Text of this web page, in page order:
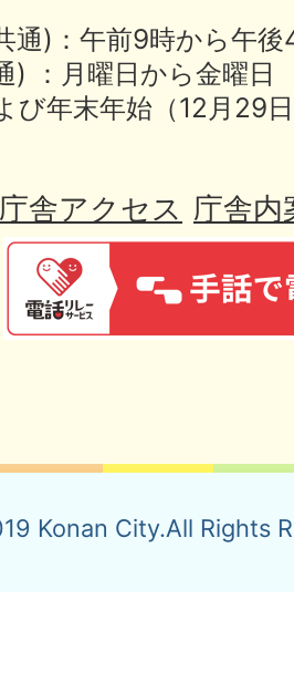
通)：午前9時から午
) ：月曜日から金曜日
び年末年始（12月29
庁舎アクセス 庁舎内
Konan City.All Rights